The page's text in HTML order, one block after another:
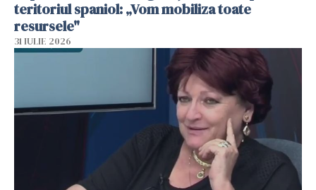
teritoriul spaniol: „Vom mobiliza toate
resursele"
31 IULIE 2026